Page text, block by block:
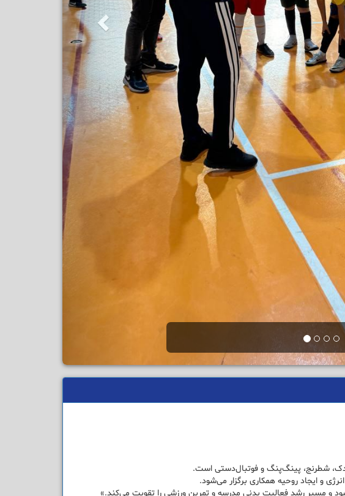
شطرنج، پینگ‌پنگ و فوتبال‌دستی است.
و ایجاد روحیه همکاری برگزار می‌شود.
و مسیر رشد فعالیت بدنی مدرسه و تمرین ورزشی را تقویت می‌کند.»